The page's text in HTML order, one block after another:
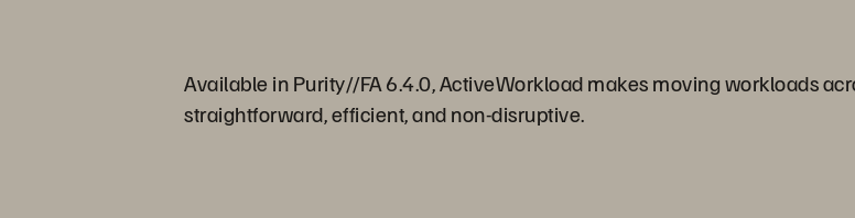
Available in Purity//FA 6.4.0, ActiveWorkload makes moving workloads
straightforward, efficient, and non-disruptive.